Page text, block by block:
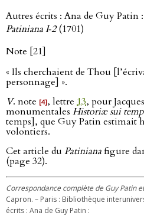
Autres écrits : Ana de Guy Patin :
Patiniana I‑2(1701)
Note [21]
« Ils cherchaient de Thou
personnage] ».
V. note [4], lettre 13, pour
monumentales Historiæ sui
temps], que Guy Patin estimait
volontiers.
Cet article du Patinianafigure
(page 32).
Correspondance complète de Guy Patin
Capron. – Paris : Bibliothèque
écrits : Ana de Guy Patin :